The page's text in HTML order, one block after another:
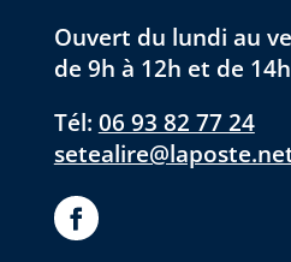
Ouvert du lundi au
de 9h à 12h et de
Tél: 06 93 82 77 24